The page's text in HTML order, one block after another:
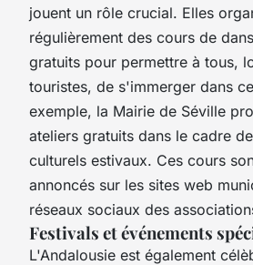
jouent un rôle crucial. Elles
régulièrement des cours de
gratuits pour permettre à tous,
touristes, de s'immerger dans
exemple, la Mairie de Séville
ateliers gratuits dans le cadre
culturels estivaux. Ces cours
annoncés sur les sites web
réseaux sociaux des
Festivals et événements
L'Andalousie est également